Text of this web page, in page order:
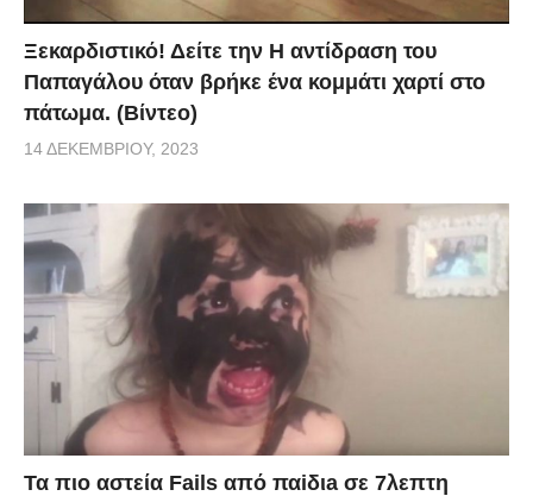
Ξεκαρδιστικό! Δείτε την Η αντίδραση του
Παπαγάλου όταν βρήκε ένα κομμάτι χαρτί στο
πάτωμα. (Βίντεο)
14 ΔΕΚΕΜΒΡΊΟΥ, 2023
Τα πιο αστεία Fails από παiδιa σε 7λεπτη